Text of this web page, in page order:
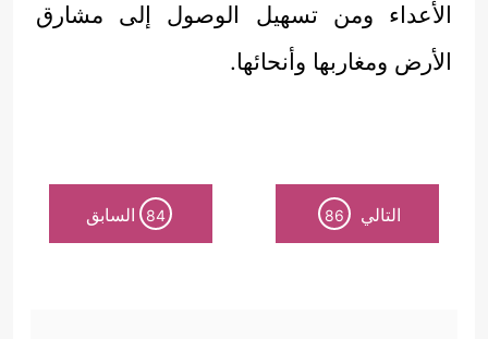
الأعداء ومن تسهيل الوصول إلى مشارق
الأرض ومغاربها وأنحائها.
التالي 86
84 السابق